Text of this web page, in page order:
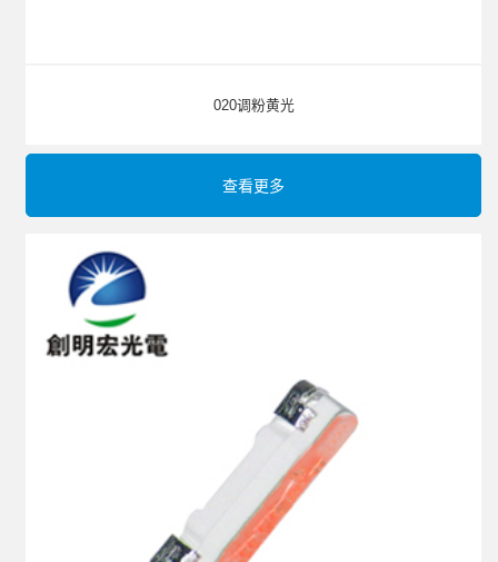
020调粉黄光
查看更多